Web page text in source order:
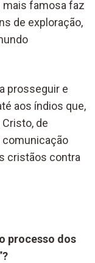
mais famosa faz
de exploração,
prosseguir e
aos índios que,
de
comunicação
cristãos contra
processo dos